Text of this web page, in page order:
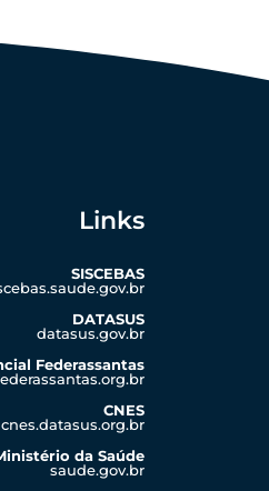
Links
SISCEBAS
DATASUS
datasus.gov.br
Federassantas
CNES
cnes.datasus.org.br
da Saúde
saude.gov.br